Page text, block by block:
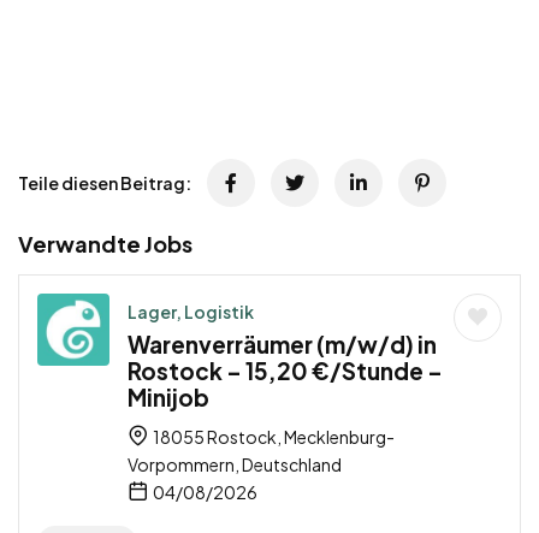
Teile diesen Beitrag:
Verwandte Jobs
Lager, Logistik
Warenverräumer (m/w/d) in
Rostock – 15,20 €/Stunde –
Minijob
18055 Rostock, Mecklenburg-
Vorpommern, Deutschland
04/08/2026